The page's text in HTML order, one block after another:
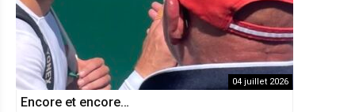
04 juillet 2026
Encore et encore…